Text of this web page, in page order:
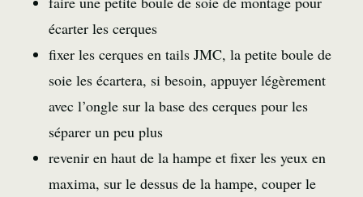
écarter les cerques
fixer les cerques en tails JMC, la petite boule de
soie les écartera, si besoin, appuyer légèrement
avec l’ongle sur la base des cerques pour les
séparer un peu plus
revenir en haut de la hampe et fixer les yeux en
maxima, sur le dessus de la hampe, couper le